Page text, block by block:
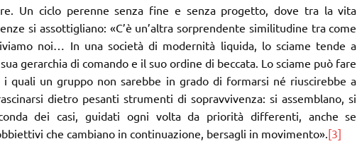
Un ciclo perenne senza fine e senza progetto, dove tra la vita
si assottigliano: «C’è un’altra sorprendente similitudine tra come
noi… In una società di modernità liquida, lo sciame tende a
gerarchia di comando e il suo ordine di beccata. Lo sciame può fare
quali un gruppo non sarebbe in grado di formarsi né riuscirebbe a
dietro pesanti strumenti di sopravvivenza: si assemblano, si
dei casi, guidati ogni volta da priorità differenti, anche se
che cambiano in continuazione, bersagli in movimento». [3]